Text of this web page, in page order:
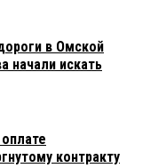
в Омской
начали искать
контракту